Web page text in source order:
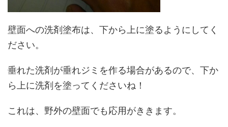
壁面への洗剤塗布は、下から上に塗るようにしてく
ださい。
垂れた洗剤が垂れジミを作る場合があるので、下か
ら上に洗剤を塗ってくださいね！
これは、野外の壁面でも応用がききます。